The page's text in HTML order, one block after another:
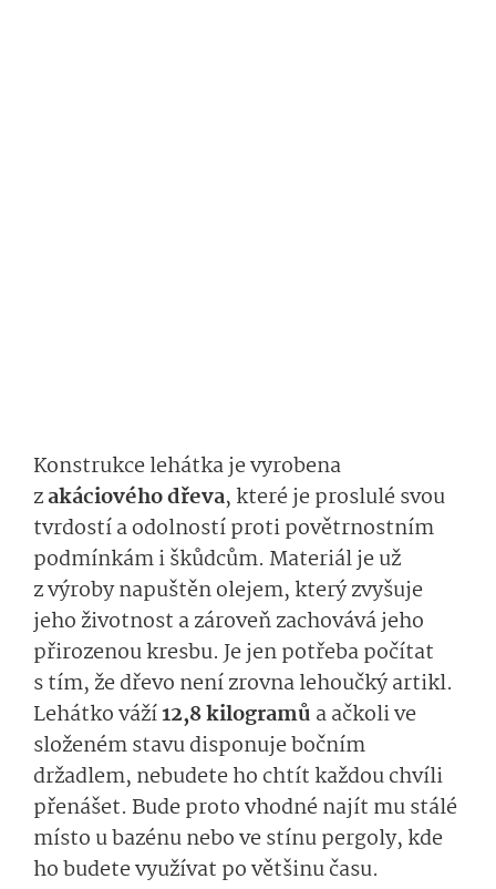
Konstrukce lehátka je vyrobena
zakáciového dřeva, které je proslulé svou
tvrdostí a odolností proti povětrnostním
podmínkám i škůdcům. Materiál je už
z výroby napuštěn olejem, který zvyšuje
jeho životnost a zároveň zachovává jeho
přirozenou kresbu. Je jen potřeba počítat
s tím, že dřevo není zrovna lehoučký artikl.
Lehátko váží12,8 kilogramů a ačkoli ve
složeném stavu disponuje bočním
držadlem, nebudete ho chtít každou chvíli
přenášet. Bude proto vhodné najít mu stálé
místo u bazénu nebo ve stínu pergoly, kde
ho budete využívat po většinu času.